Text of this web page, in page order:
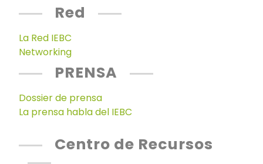
Red
La Red IEBC
Networking
PRENSA
Dossier de prensa
La prensa habla del IEBC
Centro de Recursos